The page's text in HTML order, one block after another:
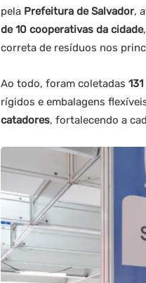
pela Prefeitura de Salvador,
de 10 cooperativas da cidade
correta de resíduos nos
Ao todo, foram coletadas
rígidos e embalagens
catadores, fortalecendo a